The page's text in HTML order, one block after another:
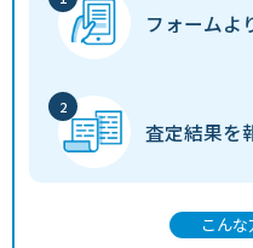
フォームよ
査定結果を
こん